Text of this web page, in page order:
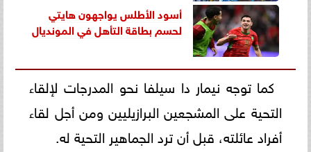
أسود الأطلس يواجهون هايتي
لحسم بطاقة التأهل في المونديال
كما توجه نيمار دا سيلفا نحو المدرجات لإلقاء
التحية على المشجعين البرازيليين ومن أجل لقاء
أفراد عائلته، قبل أن ترد الجماهير التحية له.